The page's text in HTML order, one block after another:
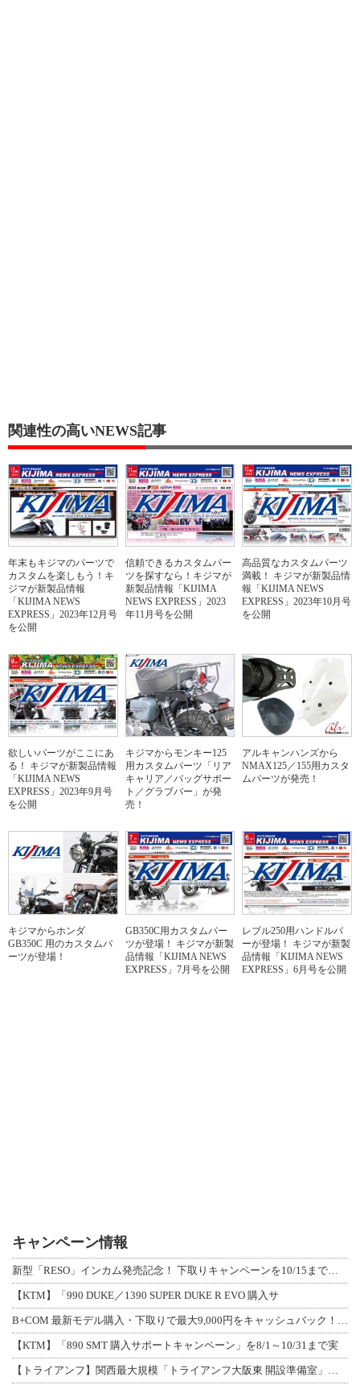
関連性の高いNEWS記事
年末もキジマのパーツで
カスタムを楽しもう！キ
ジマが新製品情報
「KIJIMA NEWS
EXPRESS」2023年12月号
を公開
信頼できるカスタムパー
ツを探すなら！キジマが
新製品情報「KIJIMA
NEWS EXPRESS」2023
年11月号を公開
高品質なカスタムパーツ
満載！ キジマが新製品情
報「KIJIMA NEWS
EXPRESS」2023年10月号
を公開
欲しいパーツがここにあ
る！ キジマが新製品情報
「KIJIMA NEWS
EXPRESS」2023年9月号
を公開
キジマからモンキー125
用カスタムパーツ「リア
キャリア／バッグサポー
ト／グラブバー」が発
売！
アルキャンハンズから
NMAX125／155⽤カスタ
ムパーツが発売！
キジマからホンダ
GB350C 用のカスタムパ
ーツが登場！
GB350C用カスタムパー
ツが登場！ キジマが新製
品情報「KIJIMA NEWS
EXPRESS」7月号を公開
レブル250用ハンドルバ
ーが登場！ キジマが新製
品情報「KIJIMA NEWS
EXPRESS」6月号を公開
キャンペーン情報
【KTM】「990 DUKE／1390 SUPER DUKE R EVO 購入サ
【KTM】「890 SMT 購入サポートキャンペーン」を8/1～10/31まで実